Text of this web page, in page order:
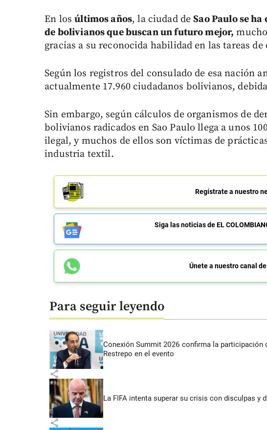
En losúltimos años, la ciudad deSao Paulo se
de bolivianos que buscan un futuro mejor,
gracias a su reconocida habilidad en las tareas de
Según los registros del consulado de esa nación
actualmente 17.960 ciudadanos bolivianos,
Sin embargo, según cálculos de organismos de
bolivianos radicados en Sao Paulo llega a unos
ilegal, y muchos de ellos son víctimas de
industria textil.
Regístrate a nuestro
Siga las noticias de EL
Únete a nuestro canal
Para seguir leyendo
Conexión Summit 2026 confirma la participación
Restrepo en el evento
share
La FIFA intenta superar su crisis con disculpas y
share